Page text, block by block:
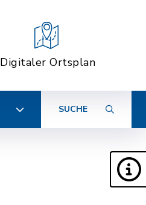
Digitaler Ortsplan
SUCHE